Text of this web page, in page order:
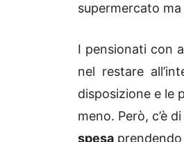
supermercato
I pensionati con
nel restare
disposizione e le
meno. Però, c’è
spesa